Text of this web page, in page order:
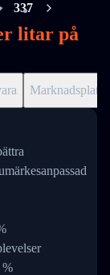
More pages
337
litar på
Marknadsplats
%